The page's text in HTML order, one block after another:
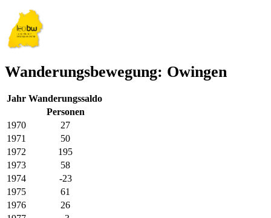
Wanderungsbewegung: Owingen
Jahr Wanderungssaldo
Personen
1970
27
1971
50
1972
195
1973
58
1974
-23
1975
61
1976
26